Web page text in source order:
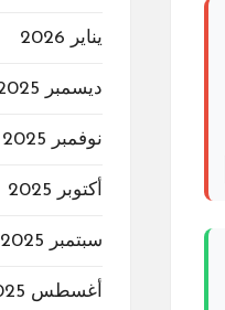
يناير 2026
ديسمبر 2025
نوفمبر 2025
أكتوبر 2025
سبتمبر 2025
أغسطس 2025